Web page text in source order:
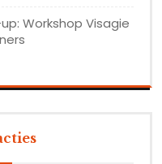
Workshop Visagie